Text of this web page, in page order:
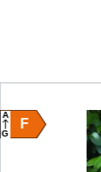
F
A
G